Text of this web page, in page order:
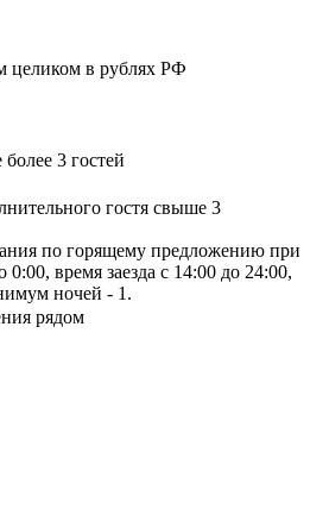
целиком в рублях РФ
3 гостей
гостя свыше 3
по горящему предложению при
время заезда с 14:00 до 24:00,
ночей - 1.
рядом